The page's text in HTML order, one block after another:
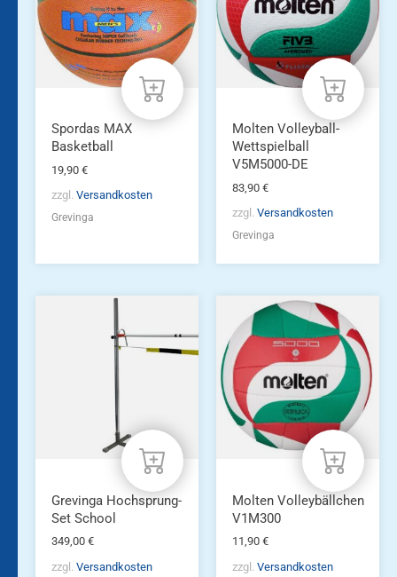
Spordas MAX
Basketball
19,90 €
zzgl. Versandkosten
Grevinga
Molten Volleyball-
Wettspielball
V5M5000-DE
83,90 €
zzgl. Versandkosten
Grevinga
Grevinga Hochsprung-
Set School
349,00 €
zzgl. Versandkosten
Molten Volleybällchen
V1M300
11,90 €
zzgl. Versandkosten